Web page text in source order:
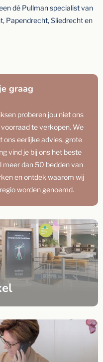
dé Pullman specialist van
Papendrecht, Sliedrecht en
graag
proberen jou niet ons
te verkopen. We
ons eerlijke advies, grote
vind je bij ons het beste
meer dan 50 bedden van
en ontdek waarom wij
worden genoemd.